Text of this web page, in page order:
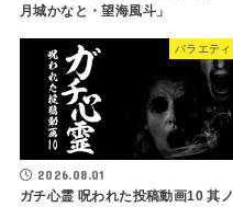
月城かなと・望海風斗」
バラエティ
2026.08.01
ガチ心霊 呪われた投稿動画10 其ノ